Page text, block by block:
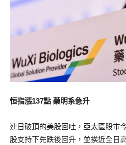
恒指漲137點 藥明系急升
連日破頂的美股回吐，亞太區股市
股支持下先跌後回升，並挨近全日